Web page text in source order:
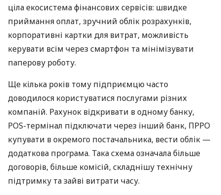
ціла екосистема фінансових сервісів: швидке
приймання оплат, зручний облік розрахунків,
корпоративні картки для витрат, можливість
керувати всім через смартфон та мінімізувати
паперову роботу.
Ще кілька років тому підприємцю часто
доводилося користуватися послугами різних
компаній. Рахунок відкривати в одному банку,
POS-термінал підключати через інший банк, ПРРО
купувати в окремого постачальника, вести облік —
додаткова програма. Така схема означала більше
договорів, більше комісій, складнішу технічну
підтримку та зайві витрати часу.